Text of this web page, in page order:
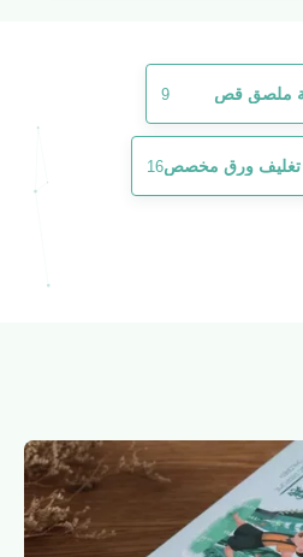
ملصق قص 9
تغليف ورق مخصص16